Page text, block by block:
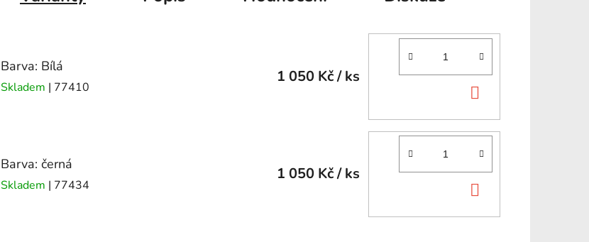
Barva: Bílá
Skladem | 77410
1 050 Kč/ ks
KOŠÍKU
Barva: černá
Skladem | 77434
1 050 Kč/ ks
KOŠÍKU